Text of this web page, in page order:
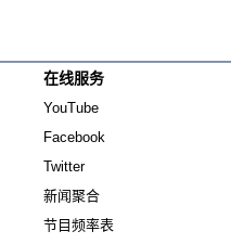
在线服务
YouTube
Facebook
Twitter
新闻聚合
节目频率表